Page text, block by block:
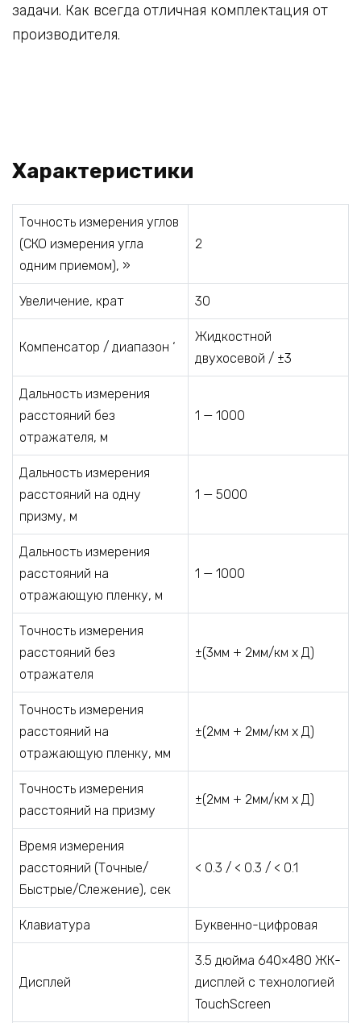
задачи. Как всегда отличная комплектация от
производителя.
Характеристики
Точность измерения углов
(СКО измерения угла
одним приемом), »
2
Увеличение, крат 30
Компенсатор / диапазон ‘
Жидкостной
двухосевой / ±3
Дальность измерения
расстояний без
отражателя, м
1 — 1000
Дальность измерения
расстояний на одну
призму, м
1 — 5000
Дальность измерения
расстояний на
отражающую пленку, м
1 — 1000
Точность измерения
расстояний без
отражателя
±(3мм + 2мм/км х Д)
Точность измерения
расстояний на
отражающую пленку, мм
±(2мм + 2мм/км х Д)
Точность измерения
расстояний на призму
±(2мм + 2мм/км х Д)
Время измерения
расстояний (Точные/
Быстрые/Слежение), сек
< 0.3 / < 0.3 / < 0.1
Клавиатура Буквенно-цифровая
Дисплей
3.5 дюйма 640×480 ЖК-
дисплей с технологией
TouchScreen